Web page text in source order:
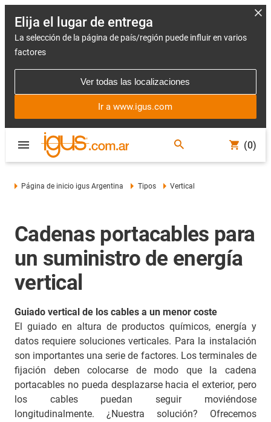
Elija el lugar de entrega
La selección de la página de país/región puede influir en varios
factores
Ver todas las localizaciones
Ir a www.igus.com
(0)
Página de inicio igus Argentina Tipos Vertical
Cadenas portacables para
un suministro de energía
vertical
Guiado vertical de los cables a un menor coste
El guiado en altura de productos químicos, energía y
datos requiere soluciones verticales. Para la instalación
son importantes una serie de factores. Los terminales de
fijación deben colocarse de modo que la cadena
portacables no pueda desplazarse hacia el exterior, pero
los cables puedan seguir moviéndose
longitudinalmente. ¿Nuestra solución? Ofrecemos